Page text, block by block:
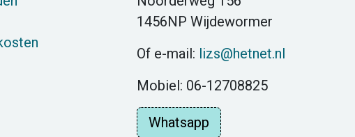
1456NP Wijdewormer
Of e-mail: lizs@hetnet.nl
Mobiel: 06-12708825
Whatsapp